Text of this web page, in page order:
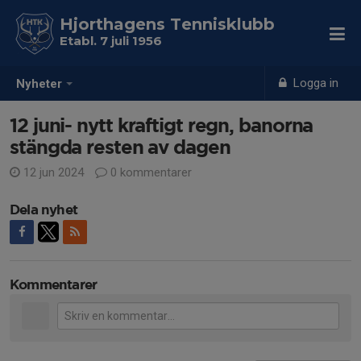
Nyheter Logga in
Hjorthagens Tennisklubb
Etabl. 7 juli 1956
12 juni- nytt kraftigt regn, banorna
stängda resten av dagen
12 jun 2024 0 kommentarer
Dela nyhet
Kommentarer